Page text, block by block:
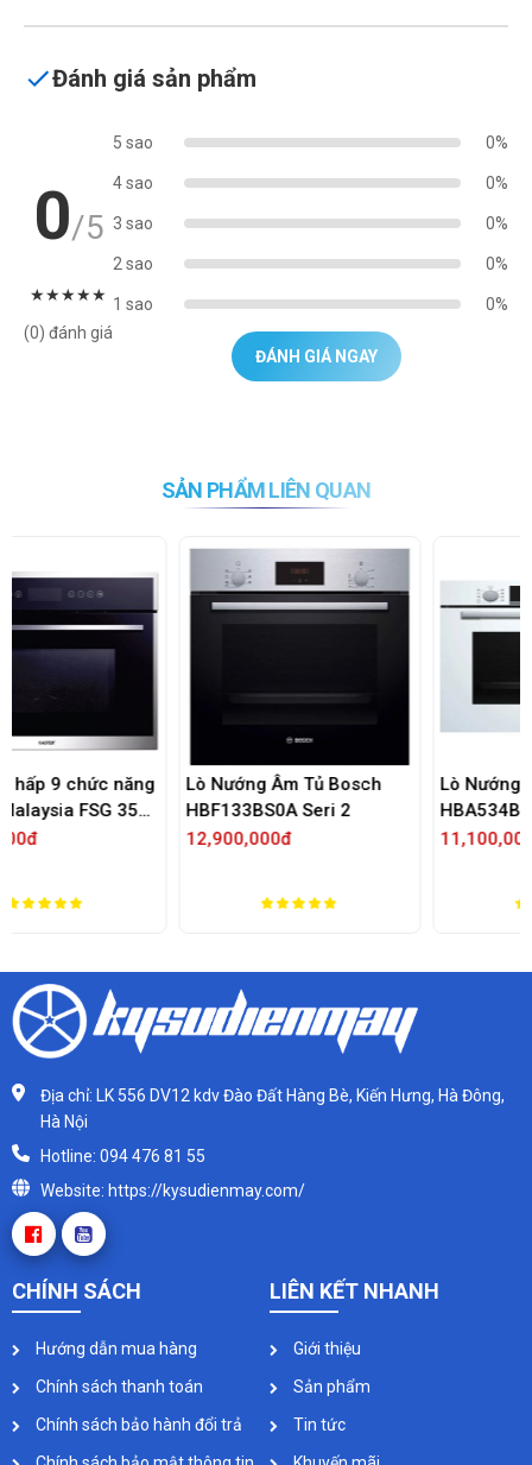
Đánh giá sản phẩm
0/5
★★★★★
(0) đánh giá
5 sao 0%
4 sao 0%
3 sao 0%
2 sao 0%
1 sao 0%
ĐÁNH GIÁ NGAY
SẢN PHẨM LIÊN QUAN
Lò Nướng Âm Tủ Bosch
HBF133BS0A Seri 2
Lò Nướng Âm Tủ Bosch
HBA534BW0 Seri 4 Màu
Địa chỉ: LK 556 DV12 kdv Đào Đất Hàng Bè, Kiến Hưng, Hà Đông,
Hà Nội
Hotline: 094 476 81 55
Website: https://kysudienmay.com/
CHÍNH SÁCH
Hướng dẫn mua hàng
Chính sách thanh toán
Chính sách bảo hành đổi trả
LIÊN KẾT NHANH
Giới thiệu
Sản phẩm
Tin tức